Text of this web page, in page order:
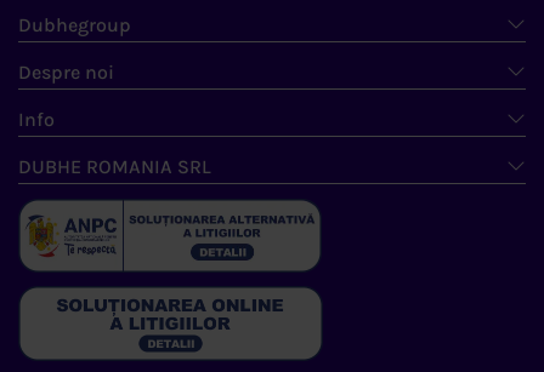
Dubhegroup
Despre noi
Info
DUBHE ROMANIA SRL